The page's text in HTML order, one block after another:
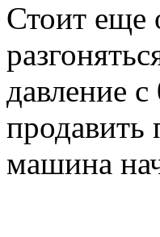
Стоит еще
давление
продавить
машина